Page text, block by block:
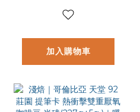
啡
加入購物車